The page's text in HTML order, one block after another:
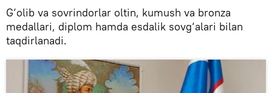
G‘olib va sovrindorlar oltin, kumush va bronza
medallari, diplom hamda esdalik sovg‘alari bilan
taqdirlanadi.